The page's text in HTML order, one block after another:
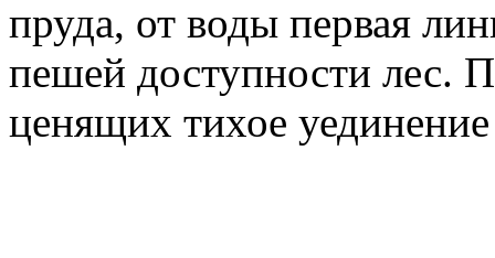
пруда, от воды первая
пешей доступности лес.
ценящих тихое